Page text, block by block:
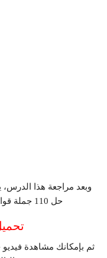
حل 110 جملة قواعد و14 موقف على هذا الدرس.
ثم بإمكانك مشاهدة